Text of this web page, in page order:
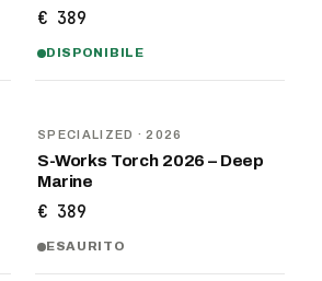
€ 389
DISPONIBILE
SPECIALIZED · 2026
S-Works Torch 2026 – Deep
Marine
€ 389
ESAURITO